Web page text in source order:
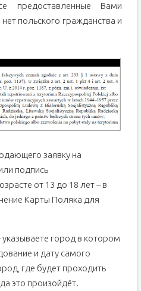
предоставленные Вами
польского гражданства и
заявку на
подпись
от 13 до 18 лет – в
Карты Поляка для
город в котором
и дату самого
где будет проходить
это произойдёт.